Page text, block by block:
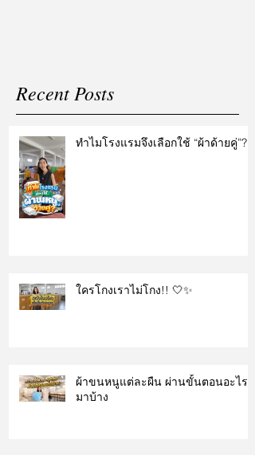
Recent Posts
ทำไมโรงแรมจึงเลือกใช้ “ผ้าด้ายคู่”?
ใครโกงเราไม่โกง!! 🤍✨
ผ้าขนหนูแต่ละผืน ผ่านขั้นตอนอะไร
มาบ้าง